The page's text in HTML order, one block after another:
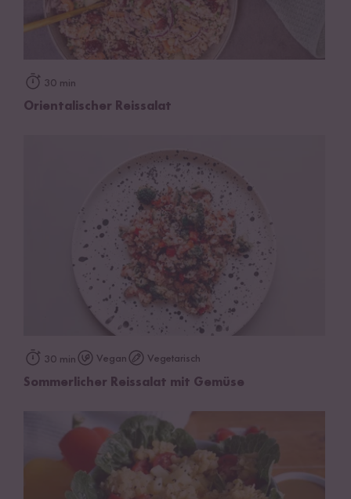
30 min
Orientalischer Reissalat
30 min Vegan Vegetarisch
Sommerlicher Reissalat mit Gemüse